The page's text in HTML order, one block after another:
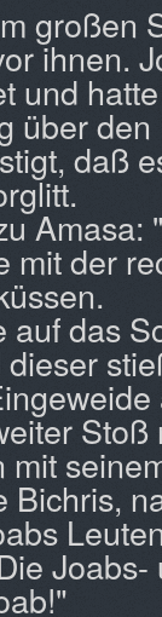
großen
ihnen.
und
über
daß
Amasa:
mit der
das
Stoß
Bichris,
Joabs-